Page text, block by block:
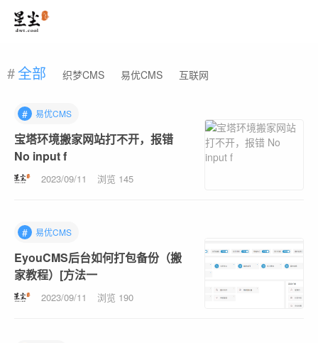
全部 织梦CMS 易优CMS 互联网
# 易优CMS
宝塔环境搬家网站打不开，报错
No input f
2023/09/11 浏览 145
# 易优CMS
EyouCMS后台如何打包备份（搬
家教程）[方法一
2023/09/11 浏览 190